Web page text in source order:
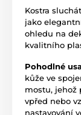
Kostra
jako
ohledu na
kvalitního
Pohodlné
kůže ve
mostu, jehož
vpřed nebo
nastavování